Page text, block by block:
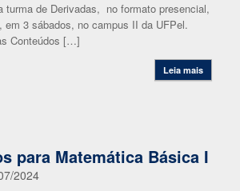
turma de Derivadas, no formato presencial,
em 3 sábados, no campus II da UFPel.
Conteúdos […]
Leia mais
para Matemática Básica I
2024